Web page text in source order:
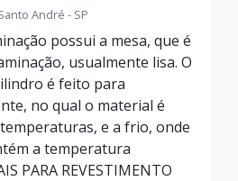
André - SP
possui a mesa, que é
usualmente lisa. O
é feito para
no qual o material é
e a frio, onde
a temperatura
PARA REVESTIMENTO